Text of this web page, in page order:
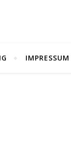
IMPRESSUM